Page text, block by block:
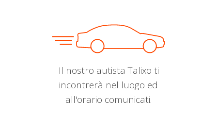
Il nostro autista Talixo ti
incontrerà nel luogo ed
all'orario comunicati.